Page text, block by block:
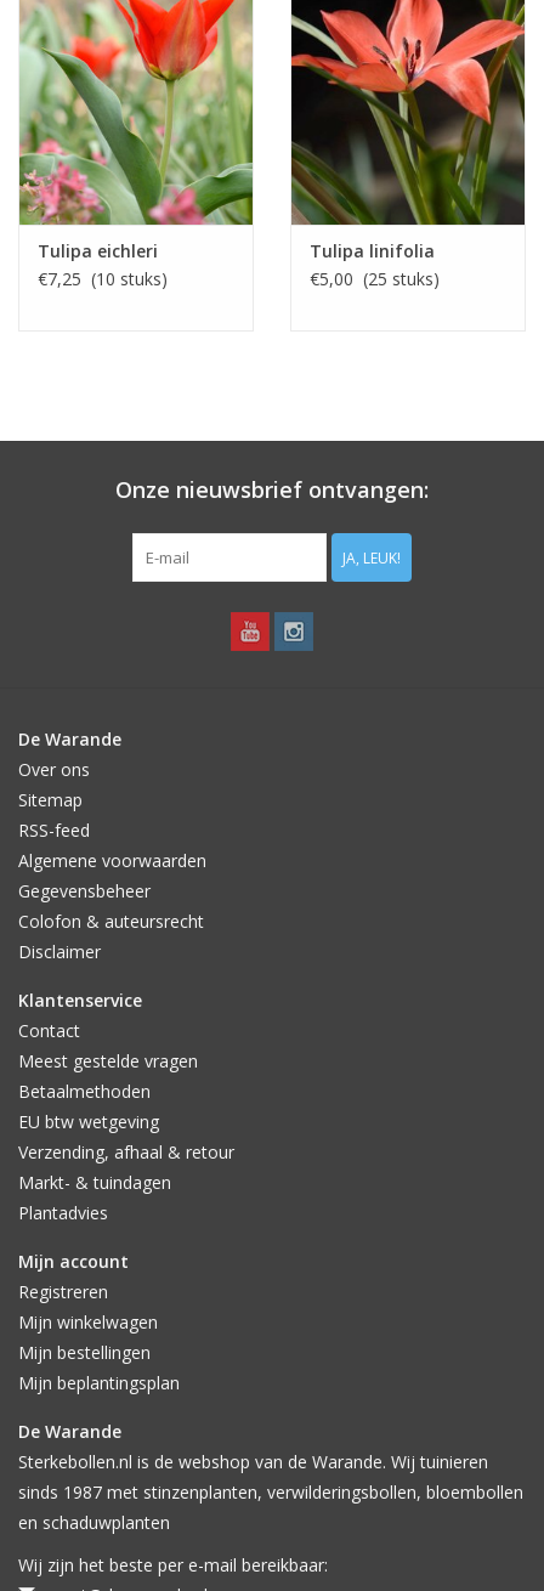
Tulipa eichleri
€7,25 (10 stuks)
Tulipa linifolia
€5,00 (25 stuks)
Onze nieuwsbrief ontvangen:
JA, LEUK!
De Warande
Over ons
Sitemap
RSS-feed
Algemene voorwaarden
Gegevensbeheer
Colofon & auteursrecht
Disclaimer
Klantenservice
Contact
Meest gestelde vragen
Betaalmethoden
EU btw wetgeving
Verzending, afhaal & retour
Markt- & tuindagen
Plantadvies
Mijn account
Registreren
Mijn winkelwagen
Mijn bestellingen
Mijn beplantingsplan
De Warande
Sterkebollen.nl is de webshop van de Warande. Wij tuinieren
sinds 1987 met stinzenplanten, verwilderingsbollen, bloembollen
en schaduwplanten
Wij zijn het beste per e-mail bereikbaar: